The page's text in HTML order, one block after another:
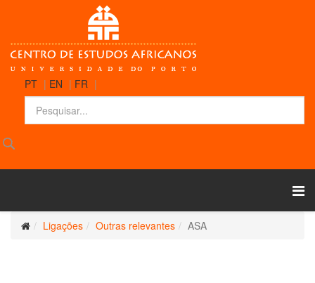
PT | EN | FR |
Ligações Outras relevantes ASA